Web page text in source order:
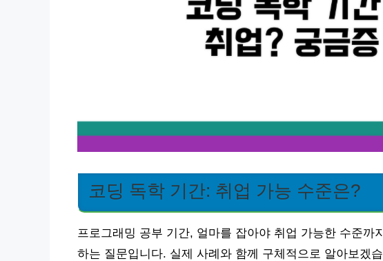
코딩 독학 기간: 취업 가능 수준은?
프로그래밍 공부 기간, 얼마를 잡아야 취업 가능한 수준까
하는 질문입니다. 실제 사례와 함께 구체적으로 알아보겠